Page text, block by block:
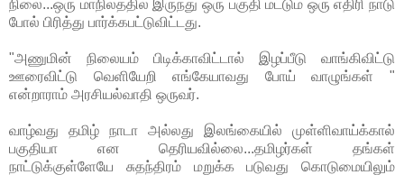
நிலை...ஒரு மாநிலத்தில் இருந்து ஒரு பகுதி மட்டும் ஒரு எதிரி நாடு
போல் பிரித்து பார்க்கபட்டுவிட்டது.
"அணுமின் நிலையம் பிடிக்காவிட்டால் இழப்பீடு வாங்கிவிட்டு
ஊரைவிட்டு வெளியேறி எங்கேயாவது போய் வாழுங்கள் "
என்றாராம் அரசியல்வாதி ஒருவர்.
வாழ்வது தமிழ் நாடா அல்லது இலங்கையில் முள்ளிவாய்க்கால்
பகுதியா என தெரியவில்லை...தமிழர்கள் தங்கள்
நாட்டுக்குள்ளேயே சுதந்திரம் மறுக்க படுவது கொடுமையிலும்